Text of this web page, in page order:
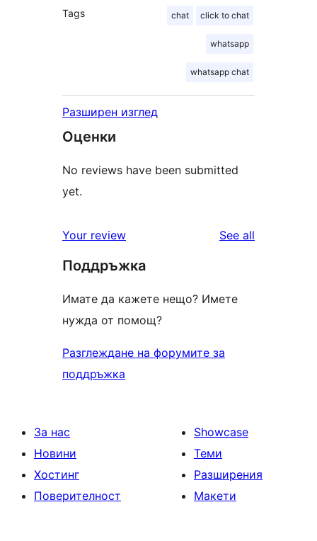
Tags chat click to chat
whatsapp
whatsapp chat
Разширен изглед
Оценки
No reviews have been submitted
yet.
Your review See all
Поддръжка
Имате да кажете нещо? Имете
нужда от помощ?
Разглеждане на форумите за
поддръжка
За нас
Новини
Хостинг
Поверителност
Showcase
Теми
Разширения
Макети